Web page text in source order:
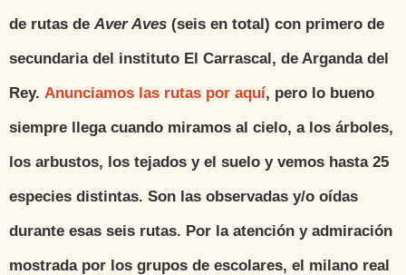
de rutas de Aver Aves (seis en total) con primero de
secundaria del instituto El Carrascal, de Arganda del
Rey. Anunciamos las rutas por aquí, pero lo bueno
siempre llega cuando miramos al cielo, a los árboles,
los arbustos, los tejados y el suelo y vemos hasta 25
especies distintas. Son las observadas y/o oídas
durante esas seis rutas. Por la atención y admiración
mostrada por los grupos de escolares, el milano real